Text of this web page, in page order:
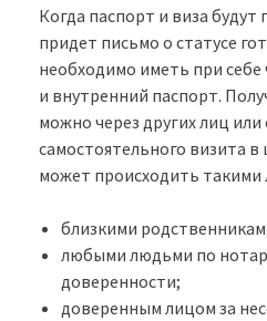
Когда паспорт и виза будут
придет письмо о статусе
необходимо иметь при себе
и внутренний паспорт.
можно через других лиц
самостоятельного визита
может происходить такими
близкими
любыми людьми по
доверенности;
доверенным лицом за